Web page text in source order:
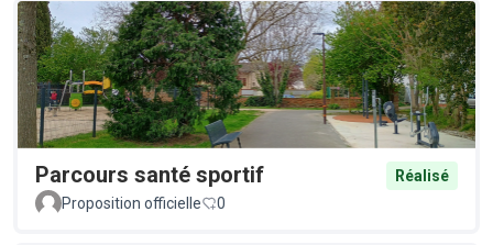
Parcours santé sportif
Réalisé
Proposition officielle
0